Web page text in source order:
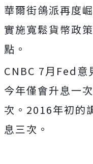
華爾街鴿派再度
實施寬鬆貨幣政
點。
CNBC 7月Fed意
今年僅會升息一
次。2016年初的
息三次。